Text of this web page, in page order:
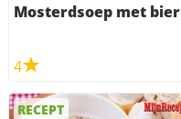
Mosterdsoep met bier
4
RECEPT